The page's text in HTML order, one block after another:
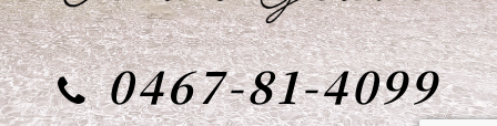
0467-81-4099